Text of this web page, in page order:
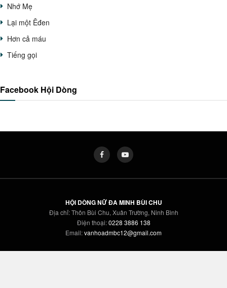
Nhớ Mẹ
Lại một Êđen
Hơn cả máu
Tiếng gọi
Facebook Hội Dòng
HỘI DÒNG NỮ ĐA MINH BÙI CHU
Địa chỉ: Thôn Bùi Chu, Xuân Trường, Ninh Bình
Điện thoại:0228 3886 138
Email:vanhoadmbc12@gmail.com